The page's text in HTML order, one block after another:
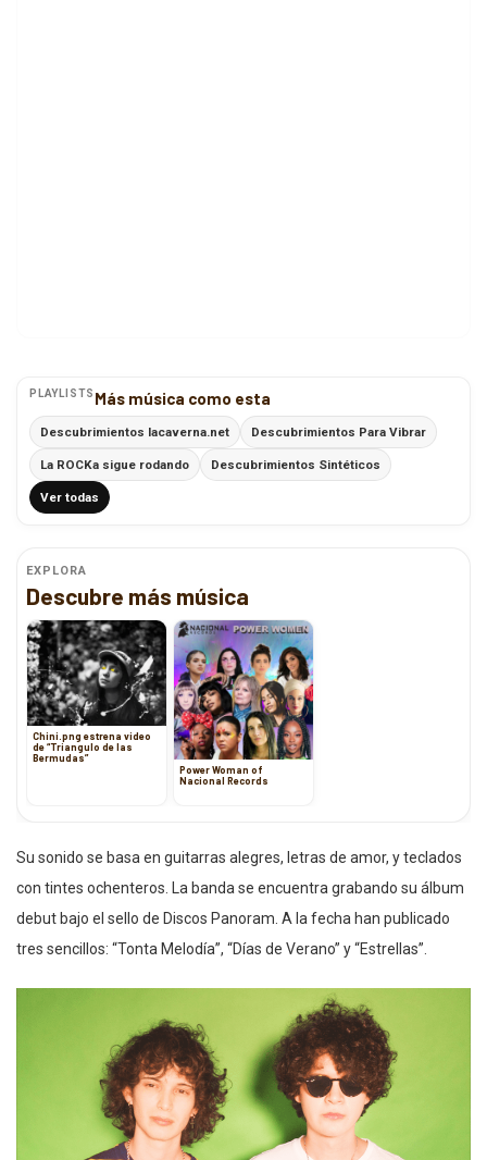
PLAYLISTS Más música como esta
Descubrimientos lacaverna.net Descubrimientos Para Vibrar
La ROCKa sigue rodando Descubrimientos Sintéticos
Ver todas
EXPLORA
Descubre más música
Chini.png estrena video
de “Triangulo de las
Bermudas”
Power Woman of
Nacional Records
Su sonido se basa en guitarras alegres, letras de amor, y teclados
con tintes ochenteros. La banda se encuentra grabando su álbum
debut bajo el sello de Discos Panoram. A la fecha han publicado
tres sencillos: “Tonta Melodía”, “Días de Verano” y “Estrellas”.